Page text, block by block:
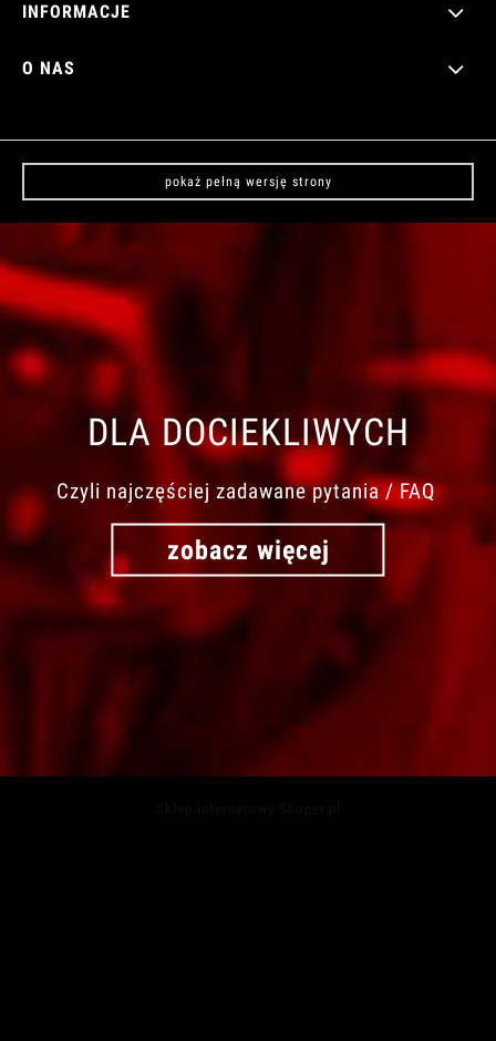
INFORMACJE
O NAS
pokaż pełną wersję strony
DLA DOCIEKLIWYCH
Czyli najczęściej zadawane pytania / FAQ
zobacz więcej